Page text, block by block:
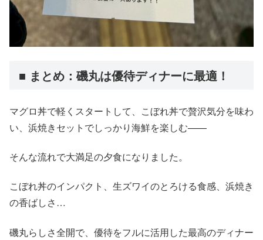
■ まとめ：磯丸は優待ディナーに最適！
マグロ丼で軽くスタートして、こぼれ丼で贅沢気分を味わ
い、浜焼きセットでしっかり海鮮を楽しむ——
そんな流れで大満足の夕食になりました。
こぼれ丼のインパクト、生ズワイのとろける食感、浜焼き
の香ばしさ…
磯丸らしさ全開で、優待をフルに活用した最高のディナー